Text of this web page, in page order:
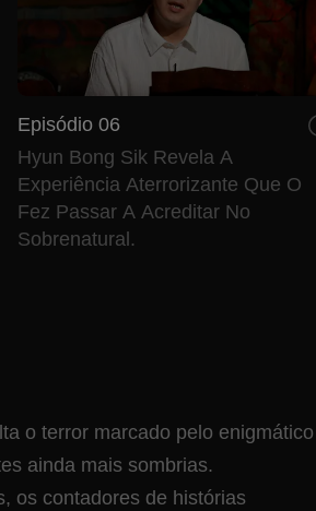
Episódio 06
Hyun Bong Sik Revela A
Experiência Aterrorizante Que O
Fez Passar A Acreditar No
Sobrenatural.
o terror marcado pelo enigmático
ainda mais sombrias.
os contadores de histórias